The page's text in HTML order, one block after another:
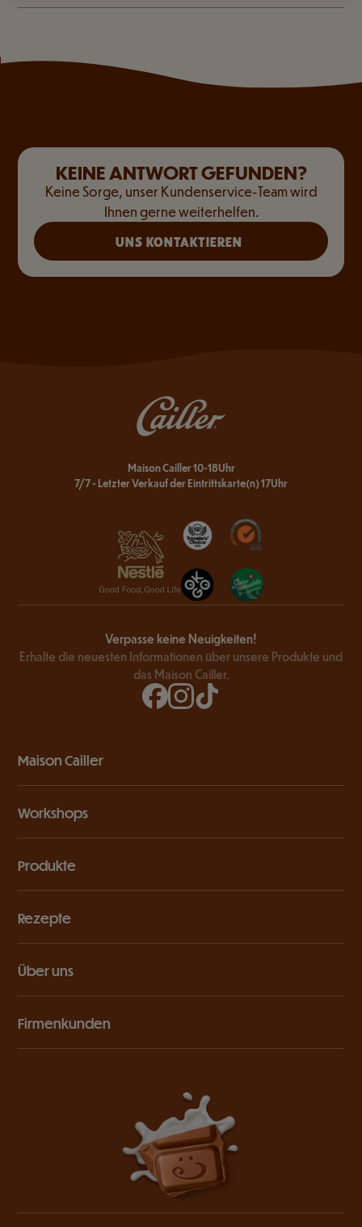
KEINE ANTWORT GEFUNDEN?
Keine Sorge, unser Kundenservice-Team wird
Ihnen gerne weiterhelfen.
UNS KONTAKTIEREN
Maison Cailler 10-18Uhr
7/7 - Letzter Verkauf der Eintrittskarte(n) 17Uhr
Verpasse keine Neuigkeiten!
Erhalte die neuesten Informationen über unsere Produkte und
das Maison Cailler.
Maison Cailler
Workshops
Produkte
Rezepte
Über uns
Firmenkunden